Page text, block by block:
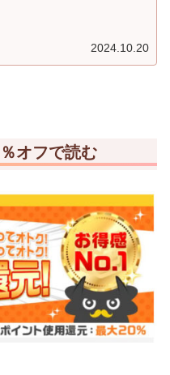
2024.10.20
オフで読む